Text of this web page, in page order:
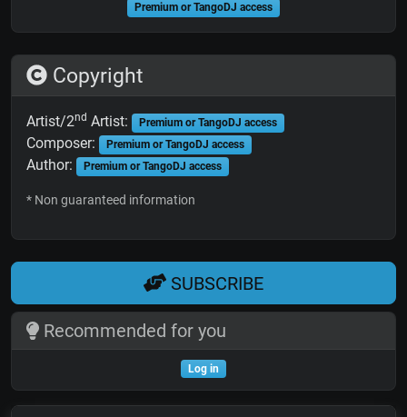
Premium or TangoDJ access
Copyright
Artist/2nd Artist: Premium or TangoDJ access
Composer: Premium or TangoDJ access
Author: Premium or TangoDJ access
* Non guaranteed information
SUBSCRIBE
Recommended for you
Log in